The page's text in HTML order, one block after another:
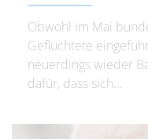
Obwohl im Mai
Geflüchtete
neuerdings wieder
dafür, dass sich...